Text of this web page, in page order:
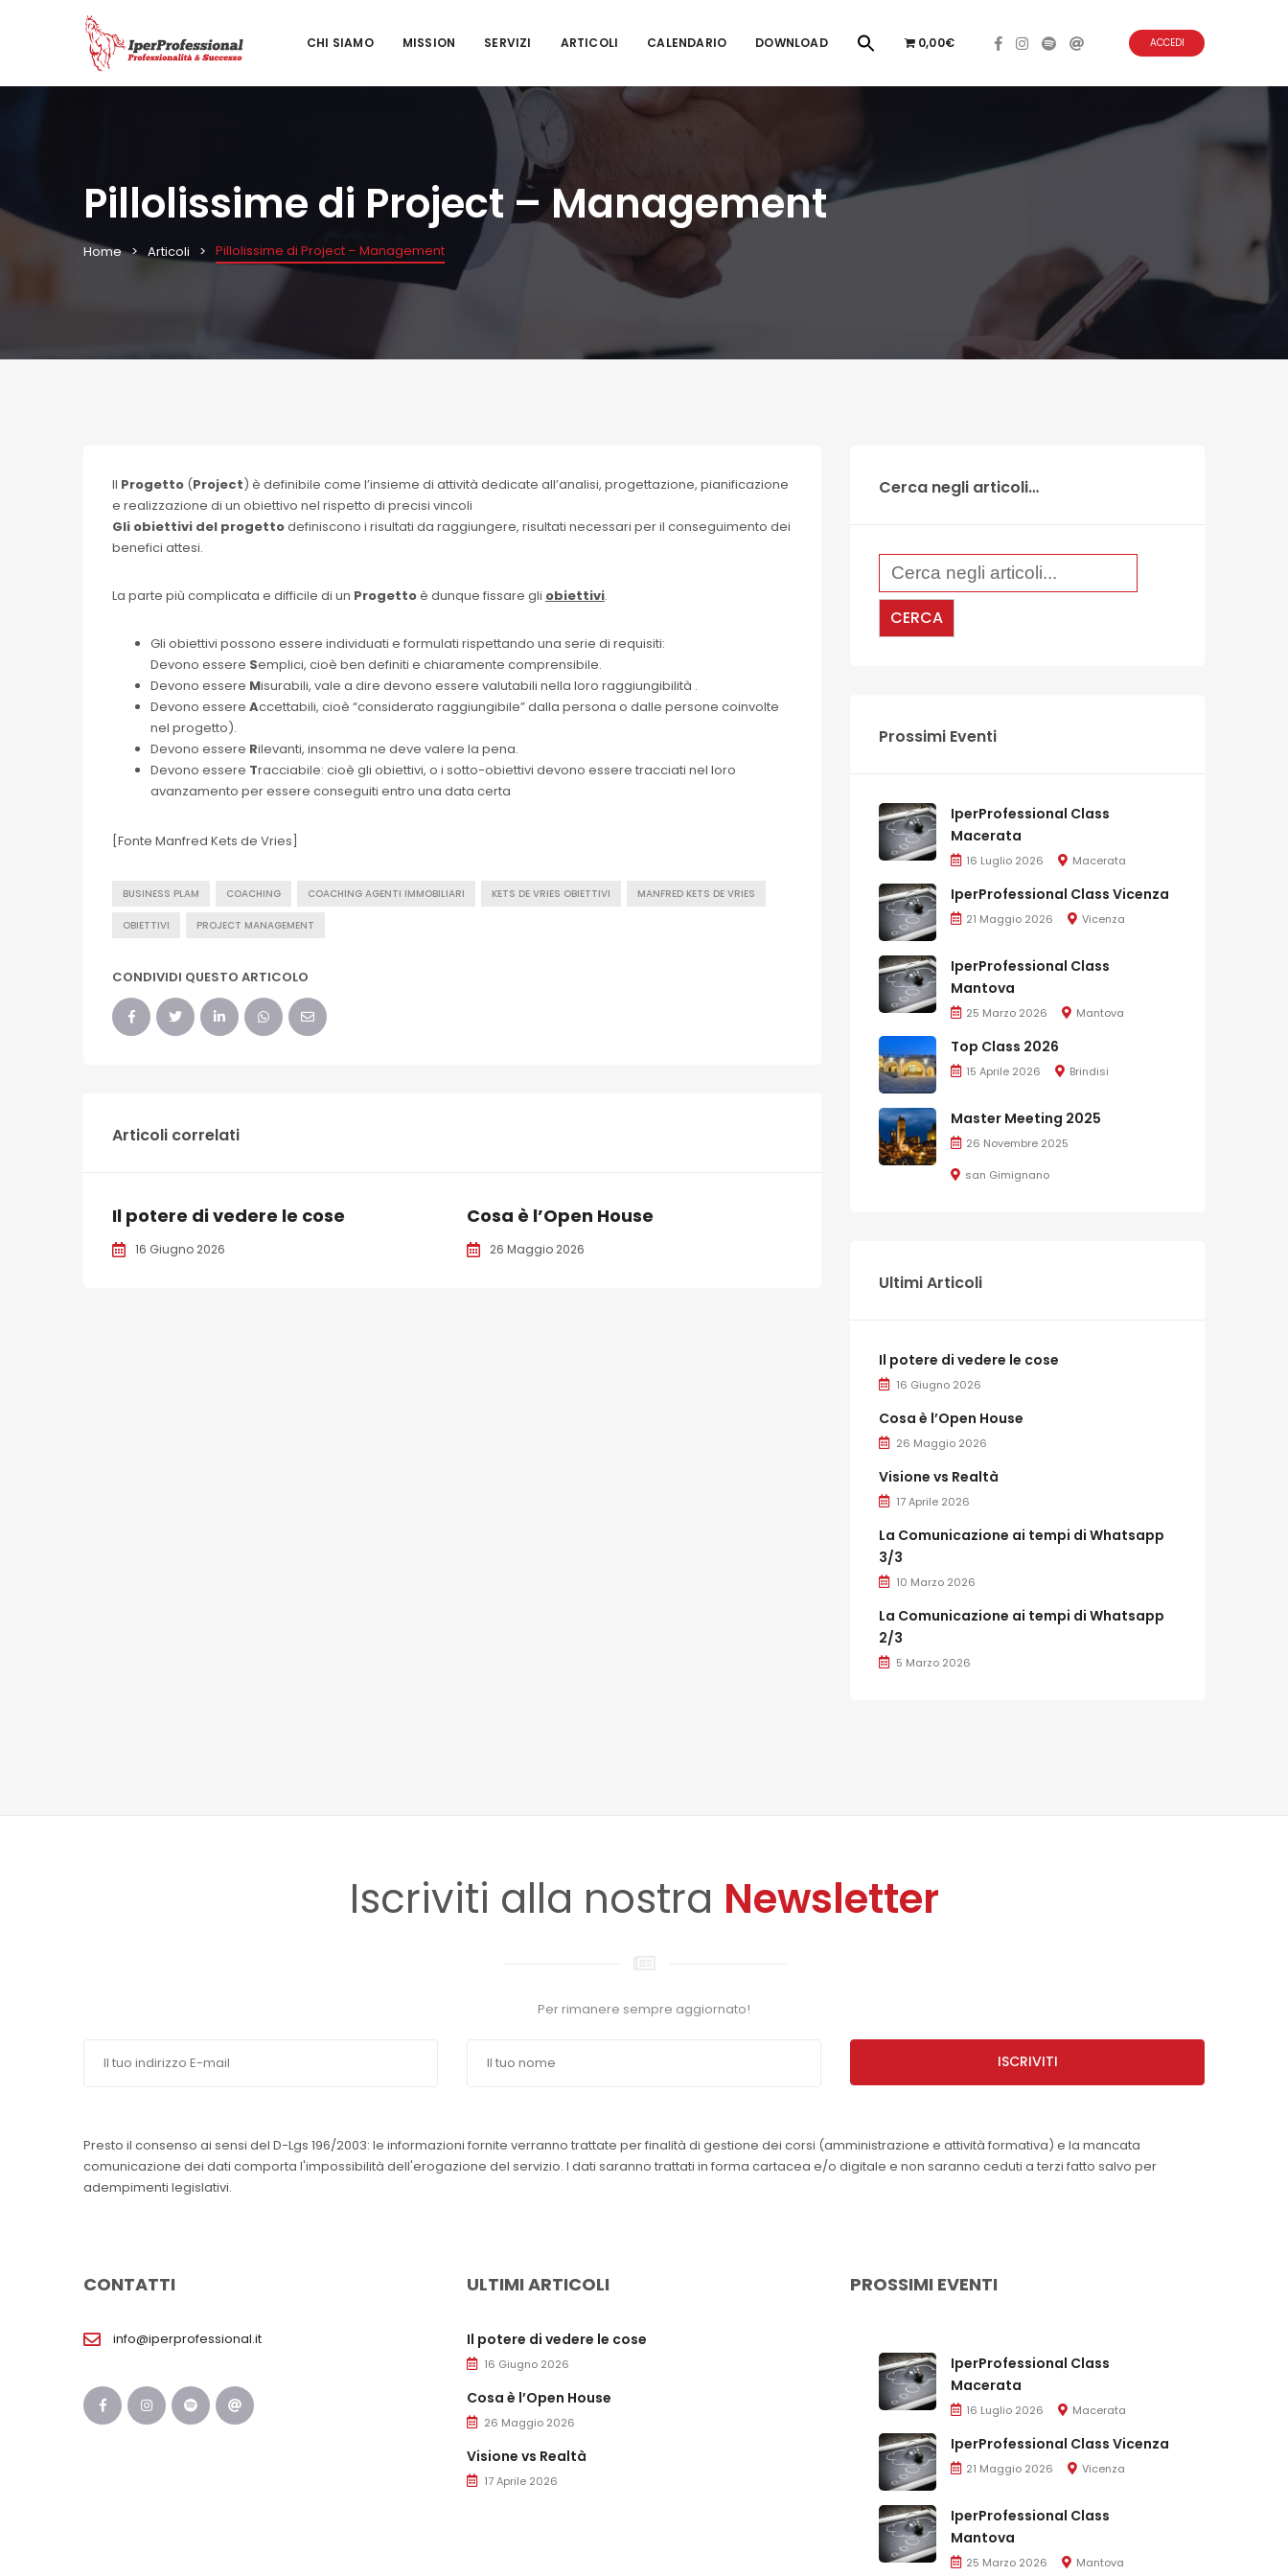
CHI SIAMO MISSION SERVIZI ARTICOLI CALENDARIO DOWNLOAD 0,00€ ACCEDI
Pillolissime di Project – Management
Home Articoli Pillolissime di Project – Management
Il Progetto (Project) è definibile come l’insieme di attività dedicate all’analisi, progettazione, pianificazione
e realizzazione di un obiettivo nel rispetto di precisi vincoli
Gli obiettivi del progettodefiniscono i risultati da raggiungere, risultati necessari per il conseguimento dei
benefici attesi.
La parte più complicata e difficile di un Progettoè dunque fissare gli obiettivi.
Gli obiettivi possono essere individuati e formulati rispettando una serie di requisiti:
Devono essere Semplici, cioè ben definiti e chiaramente comprensibile.
Devono essere Misurabili, vale a dire devono essere valutabili nella loro raggiungibilità .
Devono essere Accettabili, cioè “considerato raggiungibile” dalla persona o dalle persone coinvolte
nel progetto).
Devono essere Rilevanti, insomma ne deve valere la pena.
Devono essere Tracciabile: cioè gli obiettivi, o i sotto-obiettivi devono essere tracciati nel loro
avanzamento per essere conseguiti entro una data certa
[Fonte Manfred Kets de Vries]
BUSINESS PLAM COACHING COACHING AGENTI IMMOBILIARI KETS DE VRIES OBIETTIVI MANFRED KETS DE VRIES
OBIETTIVI PROJECT MANAGEMENT
CONDIVIDI QUESTO ARTICOLO
Articoli correlati
Il potere di vedere le cose
16 Giugno 2026
Cosa è l’Open House
26 Maggio 2026
Cerca negli articoli…
Prossimi Eventi
IperProfessional Class
Macerata
16 Luglio 2026 Macerata
IperProfessional Class Vicenza
21 Maggio 2026 Vicenza
IperProfessional Class
Mantova
25 Marzo 2026 Mantova
Top Class 2026
15 Aprile 2026 Brindisi
Master Meeting 2025
26 Novembre 2025
san Gimignano
Ultimi Articoli
Il potere di vedere le cose
16 Giugno 2026
Cosa è l’Open House
26 Maggio 2026
Visione vs Realtà
17 Aprile 2026
La Comunicazione ai tempi di Whatsapp
3/3
10 Marzo 2026
La Comunicazione ai tempi di Whatsapp
2/3
5 Marzo 2026
Iscriviti alla nostra Newsletter
Per rimanere sempre aggiornato!
ISCRIVITI
Presto il consenso ai sensi del D-Lgs 196/2003: le informazioni fornite verranno trattate per finalità di gestione dei corsi (amministrazione e attività formativa) e la mancata
comunicazione dei dati comporta l'impossibilità dell'erogazione del servizio. I dati saranno trattati in forma cartacea e/o digitale e non saranno ceduti a terzi fatto salvo per
adempimenti legislativi.
CONTATTI
info@iperprofessional.it
ULTIMI ARTICOLI
Il potere di vedere le cose
16 Giugno 2026
Cosa è l’Open House
26 Maggio 2026
Visione vs Realtà
17 Aprile 2026
PROSSIMI EVENTI
IperProfessional Class
Macerata
16 Luglio 2026 Macerata
IperProfessional Class Vicenza
21 Maggio 2026 Vicenza
IperProfessional Class
Mantova
25 Marzo 2026 Mantova